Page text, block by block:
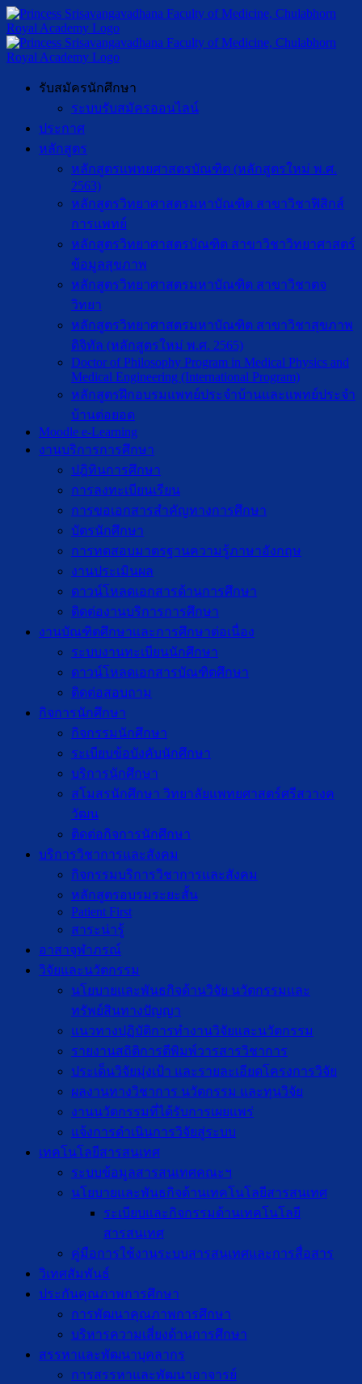
รับสมัครนักศึกษา
ระบบรับสมัครออนไลน์
ประกาศ
หลักสูตร
หลักสูตรแพทยศาสตรบัณฑิต (หลักสูตรใหม่ พ.ศ.
2563)
หลักสูตรวิทยาศาสตรมหาบัณฑิต สาขาวิชาฟิสิกส์
การแพทย์
หลักสูตรวิทยาศาสตรบัณฑิต สาขาวิชาวิทยาศาสตร์
ข้อมูลสุขภาพ
หลักสูตรวิทยาศาสตรมหาบัณฑิต สาขาวิชาตจ
วิทยา
หลักสูตรวิทยาศาสตรมหาบัณฑิต สาขาวิชาสุขภาพ
ดิจิทัล (หลักสูตรใหม่ พ.ศ. 2565)
Doctor of Philosophy Program in Medical Physics and
Medical Engineering (International Program)
หลักสูตรฝึกอบรมแพทย์ประจำบ้านและแพทย์ประจำ
บ้านต่อยอด
Moodle e-Learning
งานบริการการศึกษา
ปฎิทินการศึกษา
การลงทะเบียนเรียน
การขอเอกสารสำคัญทางการศึกษา
บัตรนักศึกษา
การทดสอบมาตรฐานความรู้ภาษาอังกฤษ
งานประเมินผล
ดาวน์โหลดเอกสารด้านการศึกษา
ติดต่องานบริการการศึกษา
งานบัณฑิตศึกษาเเละการศึกษาต่อเนื่อง
ระบบงานทะเบียนนักศึกษา
ดาวน์โหลดเอกสารบัณฑิตศึกษา
ติดต่อสอบถาม
กิจการนักศึกษา
กิจกรรมนักศึกษา
ระเบียบข้อบังคับนักศึกษา
บริการนักศึกษา
สโมสรนักศึกษา วิทยาลัยแพทยศาสตร์ศรีสวางค
วัฒน
ติดต่อกิจการนักศึกษา
บริการวิชาการและสังคม
กิจกรรมบริการวิชาการและสังคม
หลักสูตรอบรมระยะสั้น
Patient First
สาระน่ารู้
อาสาจุฬาภรณ์
วิจัยและนวัตกรรม
นโยบายและพันธกิจด้านวิจัย นวัตกรรมและ
ทรัพย์สินทางปัญญา
แนวทางปฏิบัติการทำงานวิจัยและนวัตกรรม
รายงานสถิติการตีพิมพ์วารสารวิชาการ
ประเด็นวิจัยมุ่งเป้า และรายละเอียดโครงการวิจัย
ผลงานทางวิชาการ นวัตกรรม และทุนวิจัย
งานนวัตกรรมที่ได้รับการเผยแพร่
แจ้งการดำเนินการวิจัยสู่ระบบ
เทคโนโลยีสารสนเทศ
ระบบข้อมูลสารสนเทศคณะฯ
นโยบายและพันธกิจด้านเทคโนโลยีสารสนเทศ
ระเบียบและกิจกรรมด้านเทคโนโลยี
สารสนเทศ
คู่มือการใช้งานระบบสารสนเทศและการสื่อสาร
วิเทศสัมพันธ์
ประกันคุณภาพการศึกษา
การพัฒนาคุณภาพการศึกษา
บริหารความเสี่ยงด้านการศึกษา
สรรหาและพัฒนาบุคลากร
การสรรหาและพัฒนาอาจารย์